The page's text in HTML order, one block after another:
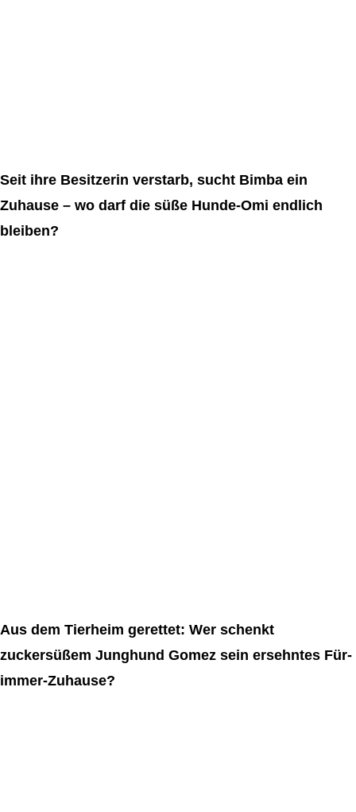
Seit ihre Besitzerin verstarb, sucht Bimba ein
Zuhause – wo darf die süße Hunde-Omi endlich
bleiben?
Aus dem Tierheim gerettet: Wer schenkt
zuckersüßem Junghund Gomez sein ersehntes Für-
immer-Zuhause?